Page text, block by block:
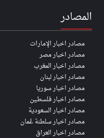
المصادر
مصادر اخبار الإمارات
مصادر اخبار مصر
مصادر اخبار المغرب
مصادر اخبار لبنان
مصادر اخبار سوريا
مصادر اخبار فلسطين
مصادر اخبار السعودية
مصادر اخبار سلطنة عُمان
مصادر اخبار العراق